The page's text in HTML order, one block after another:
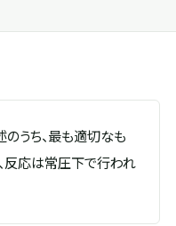
うち、最も適切なも
反応は常圧下で行われ